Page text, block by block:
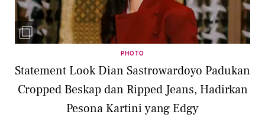
PHOTO
Statement Look Dian Sastrowardoyo Padukan
Cropped Beskap dan Ripped Jeans, Hadirkan
Pesona Kartini yang Edgy